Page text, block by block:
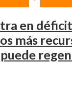
en
más